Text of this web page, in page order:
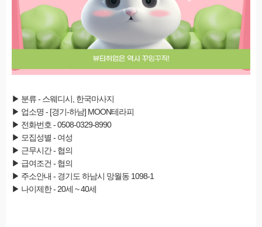
▶ 분류 - 스웨디시, 한국마사지
▶ 업소명 - [경기-하남] MOON테라피
▶ 전화번호 - 0508-0329-8990
▶ 모집성별 - 여성
▶ 근무시간 - 협의
▶ 급여조건 - 협의
▶ 주소안내 - 경기도 하남시 망월동 1098-1
▶ 나이제한 - 20세 ~ 40세